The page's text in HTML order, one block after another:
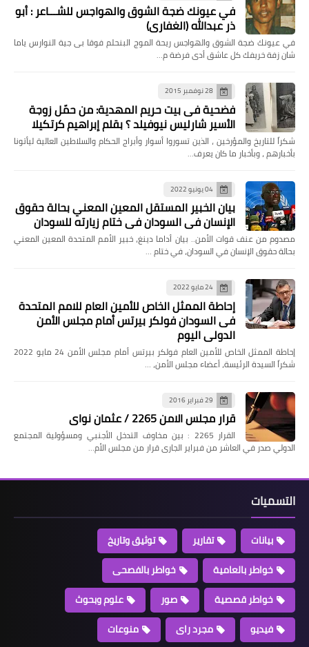
في عيونك ضجة الشوق والهواجس للشـــاعر : أبو
ذر عبدالله (الغفاري)
في عيونك ضجة الشوق والهواجس ريحة الموج البنحلم فوقا بى جية النوارس ياما
شان زفة خريفك كل عاشق أدى فرضة م…
28 نوفمبر 2015
فضحية فى بيت حريم المهدية: من حمّل زوجة
الأسير شارليس نيوفيلد ؟ بقلم إبراهيم كرتكيلا
شكراً للتاريخ والمؤرخين ، الذين تسوروا أسوار وأبراج الحكام والسلاطين العالية ليأتونا
بأخبارهم ، وبأخبار ما كان يعرف…
04 يونيو 2022
بيان الخبير المستقل المعين المعني بحالة حقوق
الإنسان في السودان في ختام زيارته للسودان
مصدوم من عنف قوات الأمن.. بيان أداما دينغ، خبير الأمم المتحدة المعين المعني
بحالة حقوق الإنسان في السودان، في ختام …
24 مايو 2022
إحاطة الممثل الخاص للأمين العام للامم المتحدة
فى السودان فولكر بيرتس أمام مجلس الأمن
الدولي اليوم
إحاطة الممثل الخاص للأمين العام فولكر بيرتس أمام مجلس الأمن 24 مايو 2022
شكراً السيدة الرئيسة، أعضاء مجلس الأمن، …
29 فبراير 2016
قرار مجلس الامن 2265 / عثمان نواى
القرار 2265 : بين مخاوف التدخل الأجنبي ومسؤولية المجتمع
الدولي صدر في العاشر من فبراير الجارى قرار من مجلس الأم…
التسميات
بيانات تقارير
توثيق وتاريخ
خواطر بالعامية
خواطر بالفصحى
خواطر قصصية
صور
علوم وبحوث
فيديو
مجرد راى منوعات